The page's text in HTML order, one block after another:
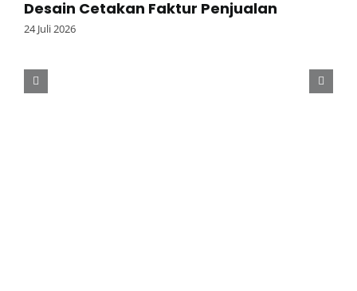
Desain Cetakan Faktur Penjualan
24 Juli 2026